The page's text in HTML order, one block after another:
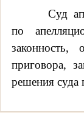
Суд
по
законность,
приговора,
решения суда